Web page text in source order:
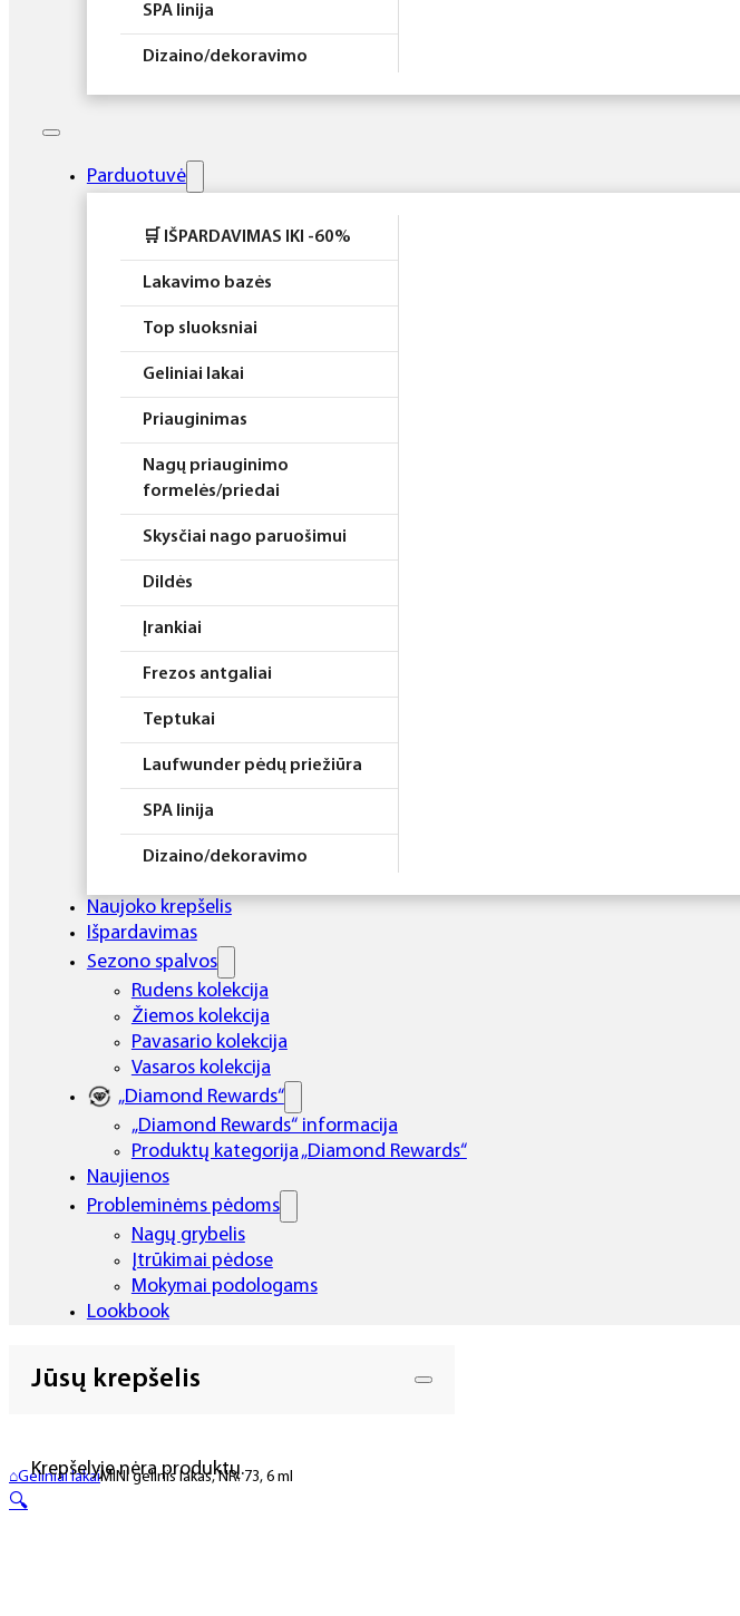
SPA linija
Dizaino/dekoravimo
Higiena
Rinkiniai
Parduotuvė
🛒 IŠPARDAVIMAS IKI -60%
Lakavimo bazės
Top sluoksniai
Geliniai lakai
Priauginimas
Nagų priauginimo
formelės/priedai
Skysčiai nago paruošimui
Dildės
Įrankiai
Frezos antgaliai
Teptukai
Laufwunder pėdų priežiūra
SPA linija
Dizaino/dekoravimo
Elektros prietaisai
Higiena
Atributika
Rinkiniai
Naujoko krepšelis
Išpardavimas
Sezono spalvos
Rudens kolekcija
Žiemos kolekcija
Pavasario kolekcija
Vasaros kolekcija
„Diamond Rewards“
„Diamond Rewards“ informacija
Produktų kategorija „Diamond Rewards“
Naujienos
Probleminėms pėdoms
Nagų grybelis
Įtrūkimai pėdose
Mokymai podologams
Lookbook
Jūsų krepšelis
Krepšelyje nėra produktų.
⌂Geliniai lakaiMINI gelinis lakas, NR. 73, 6 ml
🔍